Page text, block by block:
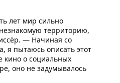
лет мир сильно
территорию,
— Начиная со
я пытаюсь описать этот
кино о социальных
оно не задумывалось